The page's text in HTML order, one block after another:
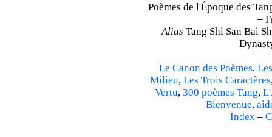
Poèmes de l'Époque des
–
Alias Tang Shi San Bai
Le Canon des Poèmes,
Milieu, Les Trois Caractères
Vertu, 300 poèmes Tang,
Bienvenue,
Index–